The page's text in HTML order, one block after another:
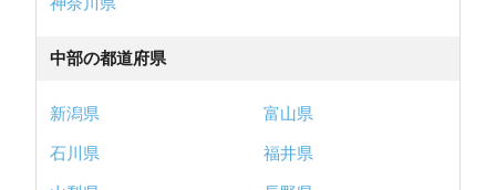
中部の都道府県
新潟県
富山県
石川県
福井県